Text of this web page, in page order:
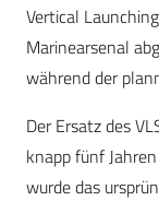
Vertical
Marinearsenal
während der
Der Ersatz des
knapp fünf
wurde das